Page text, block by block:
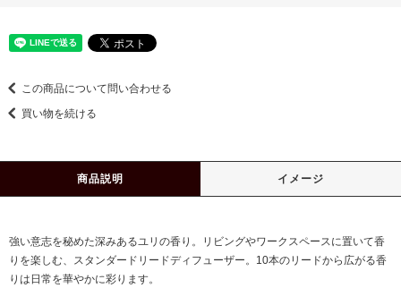
この商品について問い合わせる
買い物を続ける
商品説明 イメージ
強い意志を秘めた深みあるユリの香り。リビングやワークスペースに置いて香
りを楽しむ、スタンダードリードディフューザー。10本のリードから広がる香
りは日常を華やかに彩ります。